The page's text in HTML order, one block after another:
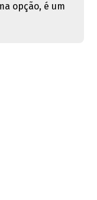
opção, é um